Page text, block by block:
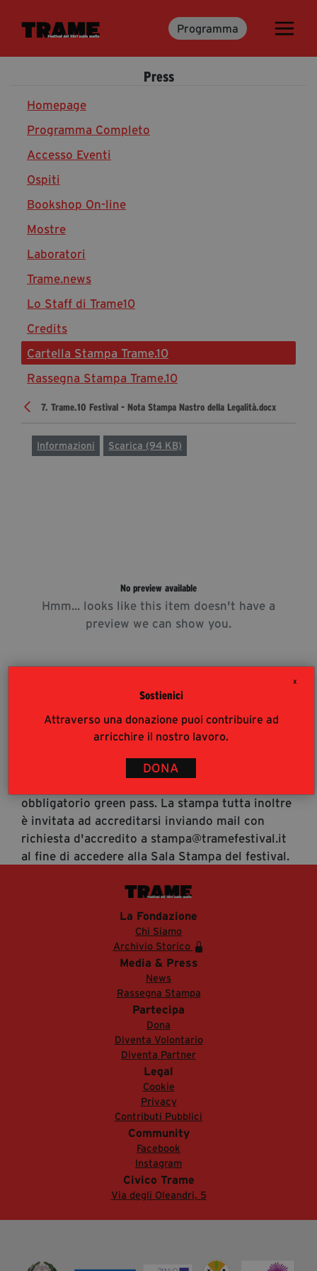
X
Sostienici
Attraverso una donazione puoi contribuire ad
arricchire il nostro lavoro.
DONA
Programma
Trame.15
Libri
Media & Press
News & Kit
Accrediti Stampa
Cartella Stampa
Rassegna Stampa
Partecipa
Diventa Partner
Dona
Fondazione Trame
Chi Siamo
Contatti
info@tramefestival.it
Press
7. Trame.10 Festival - Nota Stampa Nastro della Legalità.docx
Informazioni Scarica (94 KB)
No preview available
Hmm... looks like this item doesn't have a
preview we can show you.
Accrediti Stampa
Accrediti Stampa. L'accesso al festival ai
pubblico (https://www.tramefestival.it/accesso-
obbligatorio green pass. La stampa tutta inoltre
è invitata ad accreditarsi inviando mail con
richiesta d'accredito a stampa@tramefestival.it
al fine di accedere alla Sala Stampa del festival.
Homepage
Programma Completo
Accesso Eventi
Ospiti
Bookshop On-line
Mostre
Laboratori
Trame.news
Lo Staff di Trame10
Credits
Cartella Stampa Trame.10
Rassegna Stampa Trame.10
La Fondazione
Chi Siamo
Archivio Storico
Media & Press
News
Rassegna Stampa
Partecipa
Dona
Diventa Volontario
Diventa Partner
Legal
Cookie
Privacy
Contributi Pubblici
Community
Facebook
Instagram
Civico Trame
Via degli Oleandri, 5